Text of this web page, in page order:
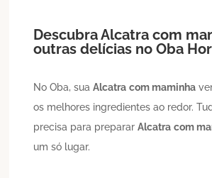
DescubraAlcatra com
outras delícias no Oba
No Oba, suaAlcatra com maminha
os melhores ingredientes ao redor.
precisa para prepararAlcatra com
um só lugar.